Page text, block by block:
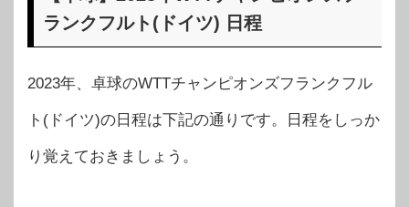
ランクフルト(ドイツ) 日程
2023年、卓球のWTTチャンピオンズフランクフル
ト(ドイツ)の日程は下記の通りです。日程をしっか
り覚えておきましょう。